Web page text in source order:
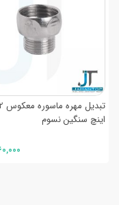
اینچ سنگین نسوم
۶۰,۰۰۰